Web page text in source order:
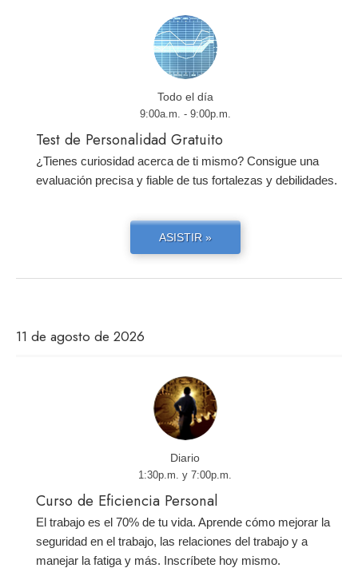
Todo el día
9:00a.m. - 9:00p.m.
Test de Personalidad Gratuito
¿Tienes curiosidad acerca de ti mismo? Consigue una
evaluación precisa y fiable de tus fortalezas y debilidades.
ASISTIR »
11 de agosto de 2026
Diario
1:30p.m. y 7:00p.m.
Curso de Eficiencia Personal
El trabajo es el 70% de tu vida. Aprende cómo mejorar la
seguridad en el trabajo, las relaciones del trabajo y a
manejar la fatiga y más. Inscríbete hoy mismo.